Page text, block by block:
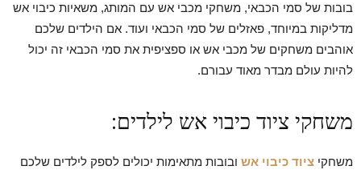
בובות של סמי הכבאי, משחקי מכבי אש עם המותג, משאיות כיבוי אש
מדליקות במיוחד, פאזלים של סמי הכבאי ועוד. אם הילדים שלכם
אוהבים משחקים של מכבי אש או ספציפית את סמי הכבאי זה יכול
להיות עולם מבדר מאוד עבורם.
משחקי ציוד כיבוי אש לילדים:
משחקי ציוד כיבוי אש ובובות מתאימות יכולים לספק לילדים שלכם